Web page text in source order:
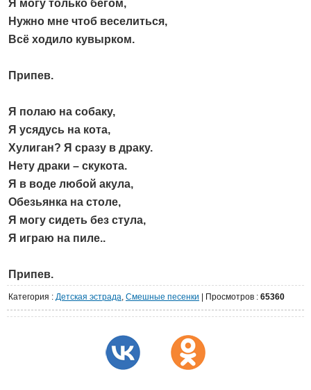
Я могу только бегом,
Нужно мне чтоб веселиться,
Всё ходило кувырком.
Припев.
Я полаю на собаку,
Я усядусь на кота,
Хулиган? Я сразу в драку.
Нету драки – скукота.
Я в воде любой акула,
Обезьянка на столе,
Я могу сидеть без стула,
Я играю на пиле..
Припев.
Категория : Детская эстрада, Cмешные песенки Просмотров : 65360